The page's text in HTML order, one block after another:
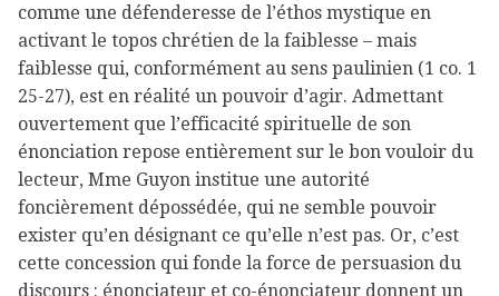
comme une défenderesse de l’éthos mystique en
activant le topos chrétien de la faiblesse – mais
faiblesse qui, conformément au sens paulinien (1 co. 1
25-27), est en réalité un pouvoir d’agir. Admettant
ouvertement que l’efficacité spirituelle de son
énonciation repose entièrement sur le bon vouloir du
lecteur, Mme Guyon institue une autorité
foncièrement dépossédée, qui ne semble pouvoir
exister qu’en désignant ce qu’elle n’est pas. Or, c’est
cette concession qui fonde la force de persuasion du
discours : énonciateur et co-énonciateur donnent un